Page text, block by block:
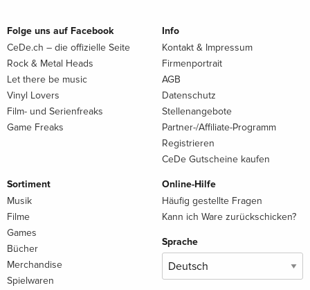
Folge uns auf Facebook
CeDe.ch – die offizielle Seite
Rock & Metal Heads
Let there be music
Vinyl Lovers
Film- und Serienfreaks
Game Freaks
Info
Kontakt & Impressum
Firmenportrait
AGB
Datenschutz
Stellenangebote
Partner-/Affiliate-Programm
Registrieren
CeDe Gutscheine kaufen
Sortiment
Musik
Filme
Games
Bücher
Merchandise
Spielwaren
Online-Hilfe
Häufig gestellte Fragen
Kann ich Ware zurückschicken?
Sprache